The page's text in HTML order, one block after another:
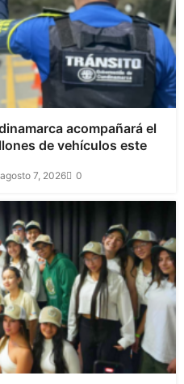
acompañará el
de vehículos este
agosto 7, 2026 0